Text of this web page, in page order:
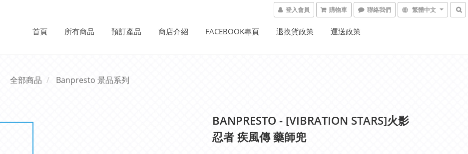
登入會員 購物車 聯絡我們 繁體中文
首頁 所有商品 預訂產品 商店介紹 FACEBOOK專頁 退換貨政策 運送政策
全部商品 Banpresto 景品系列
BANPRESTO - [VIBRATION STARS]火影
忍者 疾風傳 藥師兜